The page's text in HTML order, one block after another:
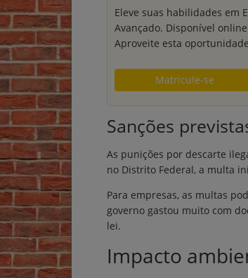
Eleve suas habilidades em
Avançado. Disponível
Aproveite esta
Matricule-se
Sanções
As punições por descarte
no Distrito Federal, a multa
Para empresas, as multas
governo gastou muito com
lei.
Impacto